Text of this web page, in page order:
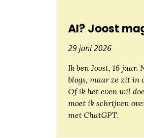
AI? Joost
29 juni 2026
Ik ben Joost, 16
blogs, maar ze zit in
Of ik het even wil
moet ik schrijven
met ChatGPT.